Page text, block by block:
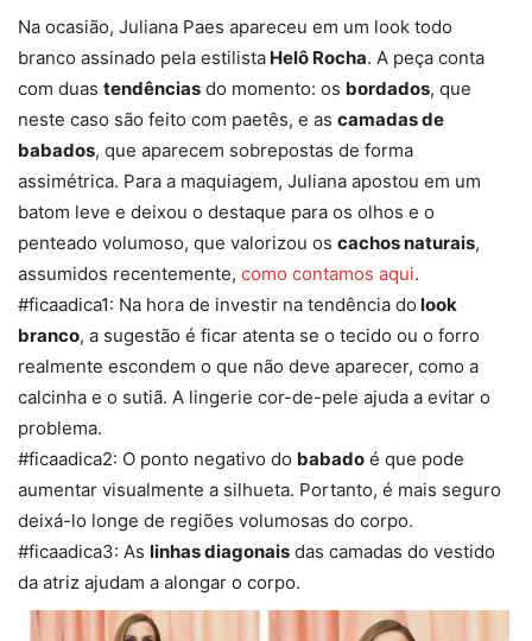
Na ocasião, Juliana Paes apareceu em um look todo
branco assinado pela estilista Helô Rocha. A peça conta
com duas tendências do momento: os bordados, que
neste caso são feito com paetês, e as camadas de
babados, que aparecem sobrepostas de forma
assimétrica. Para a maquiagem, Juliana apostou em um
batom leve e deixou o destaque para os olhos e o
penteado volumoso, que valorizou os cachos naturais,
assumidos recentemente, como contamos aqui.
#ficaadica1: Na hora de investir na tendência do look
branco, a sugestão é ficar atenta se o tecido ou o forro
realmente escondem o que não deve aparecer, como a
calcinha e o sutiã. A lingerie cor-de-pele ajuda a evitar o
problema.
#ficaadica2: O ponto negativo do babado é que pode
aumentar visualmente a silhueta. Portanto, é mais seguro
deixá-lo longe de regiões volumosas do corpo.
#ficaadica3: As linhas diagonais das camadas do vestido
da atriz ajudam a alongar o corpo.